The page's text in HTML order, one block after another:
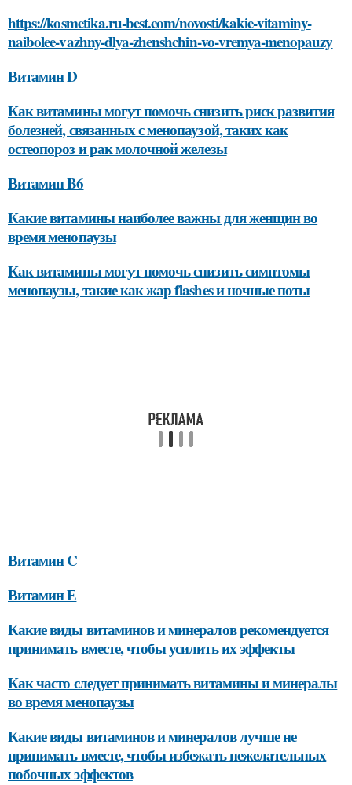
https://kosmetika.ru-best.com/novosti/kakie-vitaminy-
naibolee-vazhny-dlya-zhenshchin-vo-vremya-menopauzy
Витамин D
Как витамины могут помочь снизить риск развития
болезней, связанных с менопаузой, таких как
остеопороз и рак молочной железы
Витамин B6
Какие витамины наиболее важны для женщин во
время менопаузы
Как витамины могут помочь снизить симптомы
менопаузы, такие как жар flashes и ночные поты
Витамин C
Витамин Е
Какие виды витаминов и минералов рекомендуется
принимать вместе, чтобы усилить их эффекты
Как часто следует принимать витамины и минералы
во время менопаузы
Какие виды витаминов и минералов лучше не
принимать вместе, чтобы избежать нежелательных
побочных эффектов